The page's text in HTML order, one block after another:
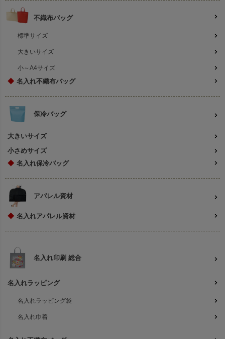
不織布バッグ
標準サイズ
大きいサイズ
小～A4サイズ
◆ 名入れ不織布バッグ
保冷バッグ
大きいサイズ
小さめサイズ
◆ 名入れ保冷バッグ
アパレル資材
◆ 名入れアパレル資材
名入れ印刷 総合
名入れラッピング
名入れラッピング袋
名入れ巾着